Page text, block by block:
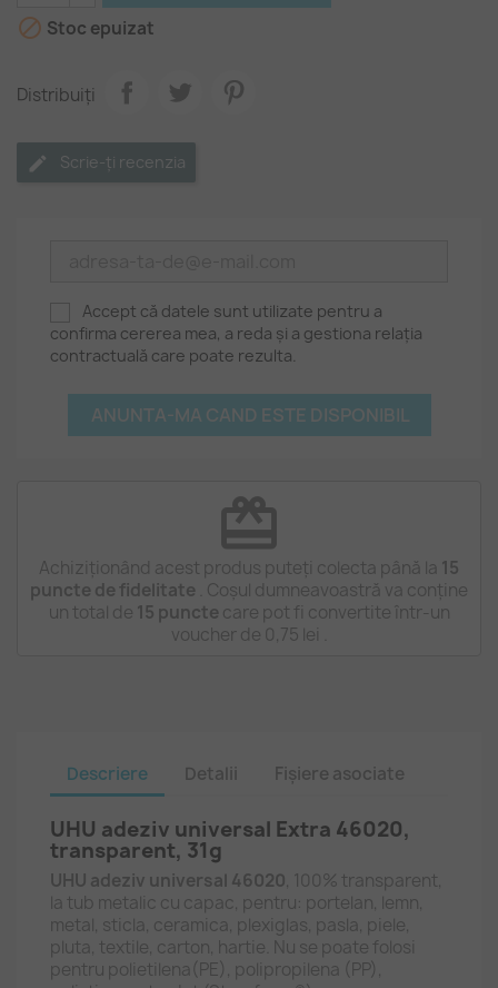
 Stoc epuizat
Distribuiți
Scrie-ți recenzia
Accept că datele sunt utilizate pentru a
confirma cererea mea, a reda și a gestiona relația
contractuală care poate rezulta.
ANUNTA-MA CAND ESTE DISPONIBIL
redeem
Achiziționând acest produs puteți colecta până la 15
puncte de fidelitate . Coșul dumneavoastră va conține
un total de 15 puncte care pot fi convertite într-un
voucher de 0,75 lei
Descriere Detalii Fișiere asociate
UHU adeziv universal Extra 46020,
transparent, 31g
UHU adeziv universal 46020, 100% transparent,
la tub metalic cu capac, pentru: portelan, lemn,
metal, sticla, ceramica, plexiglas, pasla, piele,
pluta, textile, carton, hartie. Nu se poate folosi
pentru polietilena(PE), polipropilena (PP),